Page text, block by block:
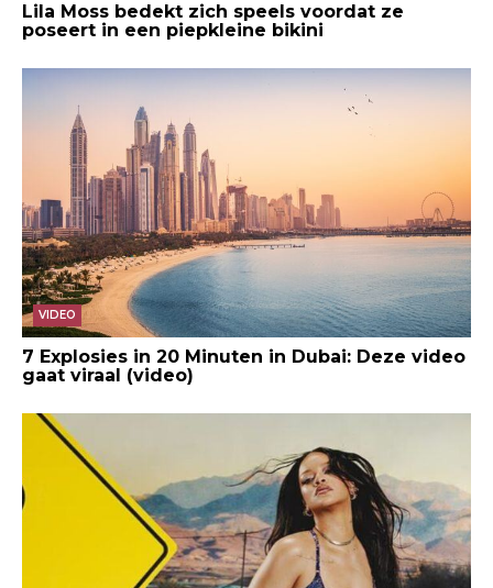
Lila Moss bedekt zich speels voordat ze
poseert in een piepkleine bikini
VIDEO
7 Explosies in 20 Minuten in Dubai: Deze video
gaat viraal (video)